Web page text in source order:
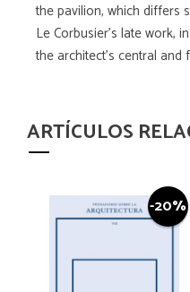
the pavilion, which differs
Le Corbusier's late work,
the architect's central
ARTÍCULOS
-20%